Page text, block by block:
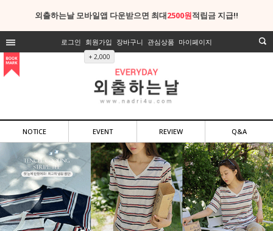
외출하는날 모바일앱 다운받으면 최대2500원적립금 지급!!
로그인 회원가입
+ 2,000
장바구니 관심상품 마이페이지
NOTICE EVENT REVIEW Q&A